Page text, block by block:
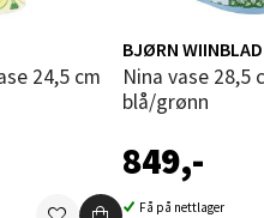
BJØRN WIINBLAD
Nina vase 28,5 cm lys
blå/grønn
849,-
Få på nettlager